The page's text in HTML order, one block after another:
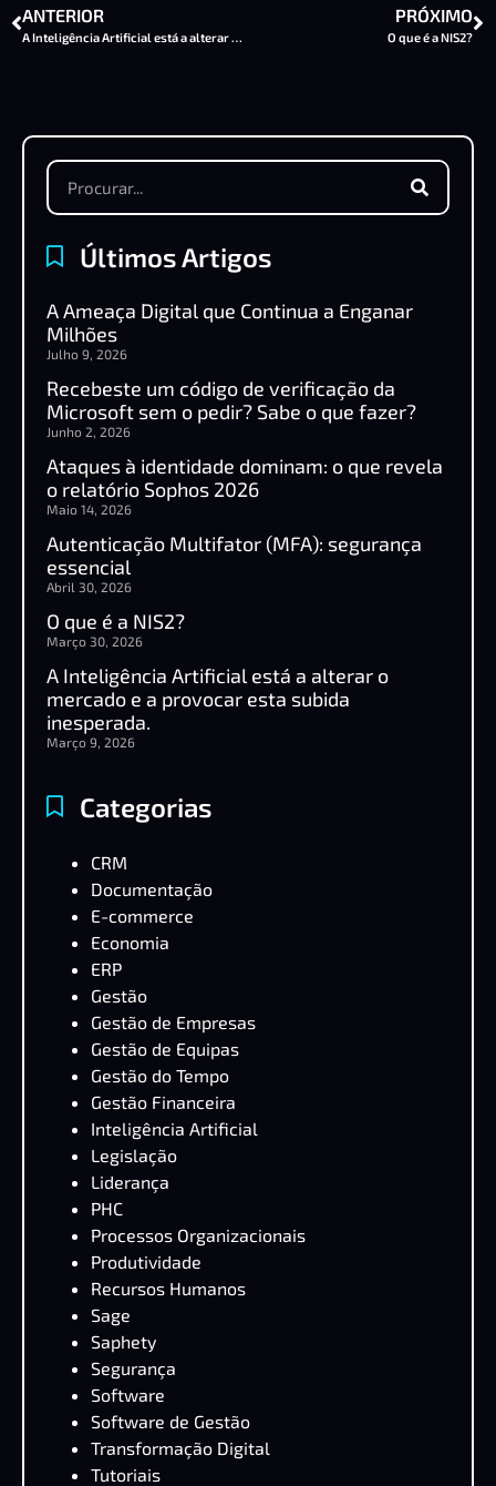
ANTERIOR
A Inteligência Artificial está a alterar o mercado e a provocar esta subida inesperada.
PRÓXIMO
O que é a NIS2?
Últimos Artigos
A Ameaça Digital que Continua a Enganar
Milhões
Julho 9, 2026
Recebeste um código de verificação da
Microsoft sem o pedir? Sabe o que fazer?
Junho 2, 2026
Ataques à identidade dominam: o que revela
o relatório Sophos 2026
Maio 14, 2026
Autenticação Multifator (MFA): segurança
essencial
Abril 30, 2026
O que é a NIS2?
Março 30, 2026
A Inteligência Artificial está a alterar o
mercado e a provocar esta subida
inesperada.
Março 9, 2026
Categorias
CRM
Documentação
E-commerce
Economia
ERP
Gestão
Gestão de Empresas
Gestão de Equipas
Gestão do Tempo
Gestão Financeira
Inteligência Artificial
Legislação
Liderança
PHC
Processos Organizacionais
Produtividade
Recursos Humanos
Sage
Saphety
Segurança
Software
Software de Gestão
Transformação Digital
Tutoriais